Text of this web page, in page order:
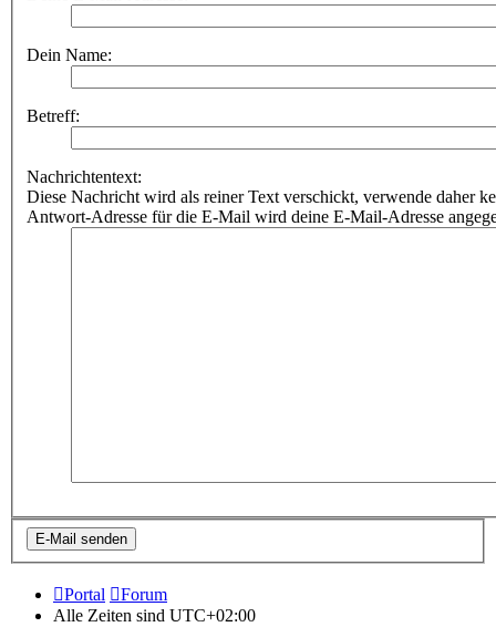
Dein Name:
Betreff:
Nachrichtentext:
Diese Nachricht wird als reiner Text verschickt, verwende daher
Antwort-Adresse für die E-Mail wird deine E-Mail-Adresse
Portal
Forum
Alle Zeiten sind UTC+02:00